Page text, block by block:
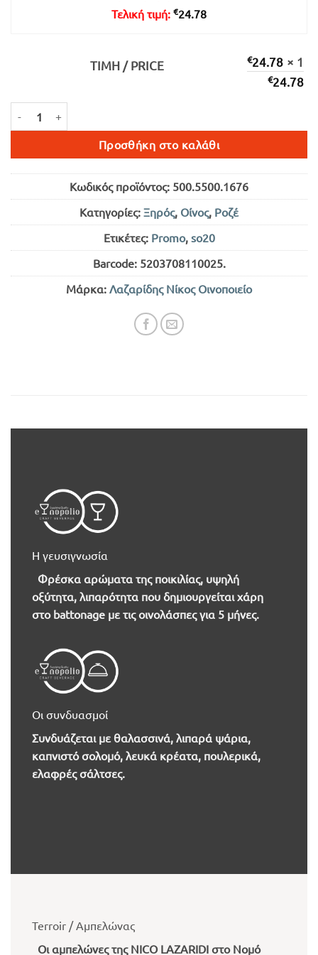
Τελική τιμή: €24.78
ΤΙΜΉ / PRICE €24.78 × 1
€24.78
Προσθήκη στο καλάθι
Κωδικός προϊόντος: 500.5500.1676
Κατηγορίες: Ξηρός, Οίνος, Ροζέ
Ετικέτες: Promo, so20
Barcode: 5203708110025.
Μάρκα: Λαζαρίδης Νίκος Οινοποιείο
Η γευσιγνωσία
Φρέσκα αρώματα της ποικιλίας, υψηλή
οξύτητα, λιπαρότητα που δημιουργείται χάρη
στο battonage με τις οινολάσπες για 5 μήνες.
Οι συνδυασμοί
Συνδυάζεται με θαλασσινά, λιπαρά ψάρια,
καπνιστό σολομό, λευκά κρέατα, πουλερικά,
ελαφρές σάλτσες.
Terroir / Αμπελώνας
Οι αμπελώνες της NICO LAZARIDI στo Νομό